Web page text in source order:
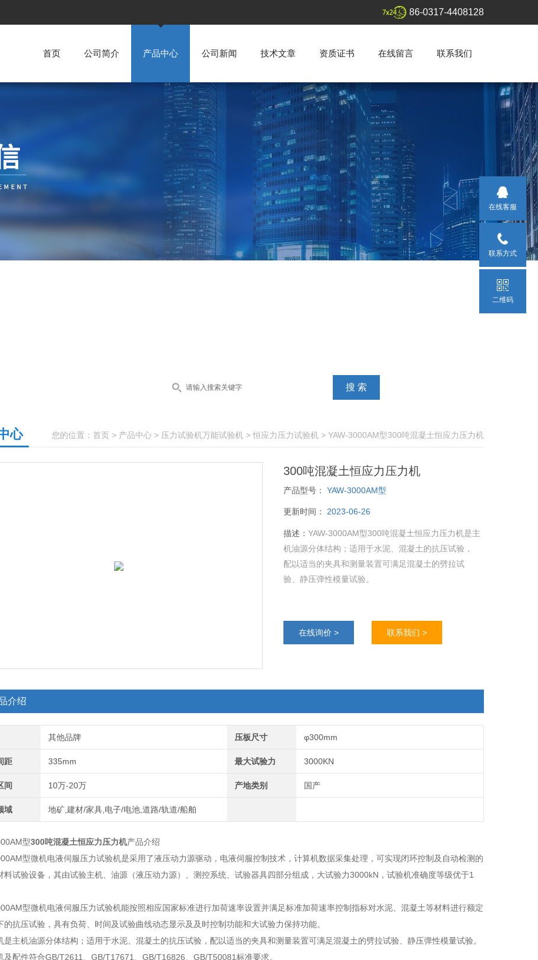
86-0317-4408128
首页 公司简介 产品中心 公司新闻 技术文章 资质证书 在线留言 联系我们
您的位置： 首页 > 产品中心 > 压力试验机万能试验机 > 恒应力压力试验机 > YAW-3000AM型300吨混凝土恒应力压力机
心
300吨混凝土恒应力压力机
产品型号： YAW-3000AM型
更新时间： 2023-06-26
描述： YAW-3000AM型300吨混凝土恒应力压力机是主
机油源分体结构；适用于水泥、混凝土的抗压试验，
配以适当的夹具和测量装置可满足混凝土的劈拉试
验、静压弹性模量试验。
在线询价 > 联系我们 >
介绍
其他品牌 压板尺寸 φ300mm
距 335mm 最大试验力 3000KN
间 10万-20万 产地类别 国产
域 地矿,建材/家具,电子/电池,道路/轨道/船舶
型300吨混凝土恒应力压力机产品介绍
型微机电液伺服压力试验机是采用了液压动力源驱动，电液伺服控制技术，计算机数据采集处理，可实现闭环控制及自动检测的
料试验设备，其由试验主机、油源（液压动力源）、测控系统、试验器具四部分组成，大试验力3000kN，试验机准确度等级优于1
型微机电液伺服压力试验机能按照相应国家标准进行加荷速率设置并满足标准加荷速率控制指标对水泥、混凝土等材料进行额定
的抗压试验，具有负荷、时间及试验曲线动态显示及及时控制功能和大试验力保持功能。
是主机油源分体结构；适用于水泥、混凝土的抗压试验，配以适当的夹具和测量装置可满足混凝土的劈拉试验、静压弹性模量试验。
及配件符合GB/T2611、GB/T17671、GB/T16826、GB/T50081标准要求。
在线客服
联系方式
二维码